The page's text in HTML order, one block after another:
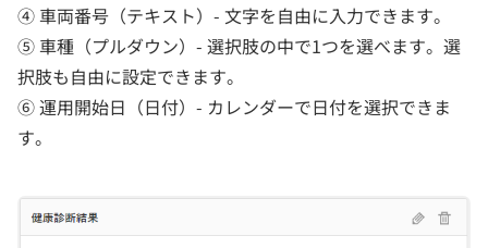
④ 車両番号（テキスト）- 文字を自由に入力できます。
⑤ 車種（プルダウン）- 選択肢の中で1つを選べます。選
択肢も自由に設定できます。
⑥ 運用開始日（日付）- カレンダーで日付を選択できま
す。